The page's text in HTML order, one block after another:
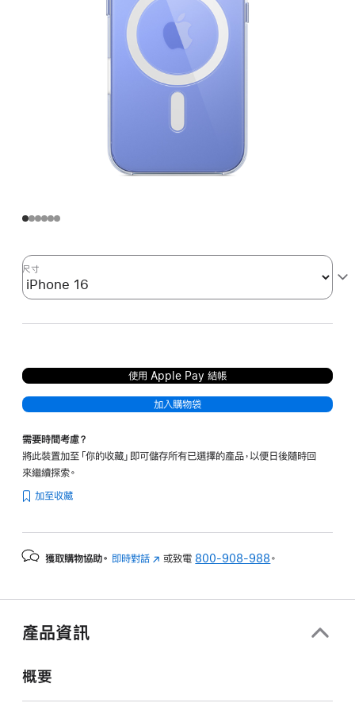
尺寸
使用 Apple Pay 結帳
加入購物袋
需要時間考慮？
將此裝置加至「你的收藏」即可儲存所有已選擇的產品，以便日後隨時回
來繼續探索。
加至收藏
獲取購物協助。 即時對話 (以 或致電 800-908-988 。
產品資訊
概要